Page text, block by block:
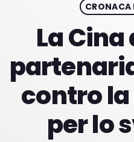
CRONACA
La
contro
per lo